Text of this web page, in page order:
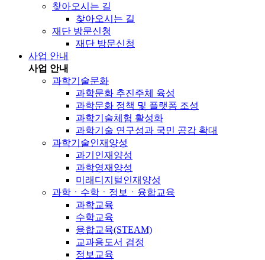
찾아오시는 길
찾아오시는 길
재단 방문신청
재단 방문신청
사업 안내
사업 안내
과학기술문화
과학문화 추진주체 육성
과학문화 정책 및 플랫폼 조성
과학기술체험 활성화
과학기술 연구성과 국민 공감 확대
과학기술인재양성
과기인재양성
과학영재양성
미래디지털인재양성
과학ㆍ수학ㆍ정보ㆍ융합교육
과학교육
수학교육
융합교육(STEAM)
교과용도서 검정
정보교육